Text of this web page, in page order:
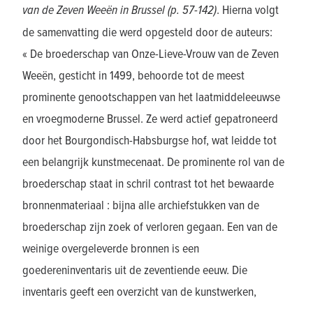
van de Zeven Weeën in Brussel (p. 57-142). Hierna volgt
de samenvatting die werd opgesteld door de auteurs:
« De broederschap van Onze-Lieve-Vrouw van de Zeven
Weeën, gesticht in 1499, behoorde tot de meest
prominente genootschappen van het laatmiddeleeuwse
en vroegmoderne Brussel. Ze werd actief gepatroneerd
door het Bourgondisch-Habsburgse hof, wat leidde tot
een belangrijk kunstmecenaat. De prominente rol van de
broederschap staat in schril contrast tot het bewaarde
bronnenmateriaal : bijna alle archiefstukken van de
broederschap zijn zoek of verloren gegaan. Een van de
weinige overgeleverde bronnen is een
goedereninventaris uit de zeventiende eeuw. Die
inventaris geeft een overzicht van de kunstwerken,